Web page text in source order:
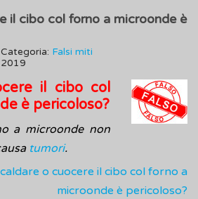
il cibo col forno a microonde è
Categoria: Falsi miti
il cibo col
è pericoloso?
a microonde non
tumori.
o cuocere il cibo col forno a
microonde è pericoloso?